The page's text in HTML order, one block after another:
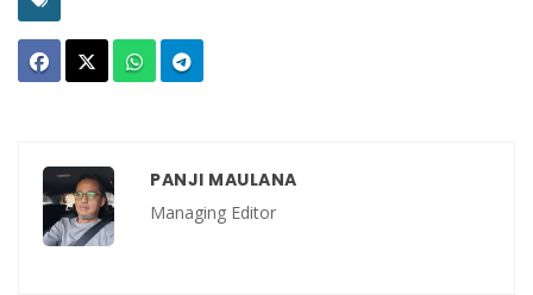
PANJI MAULANA
Managing Editor